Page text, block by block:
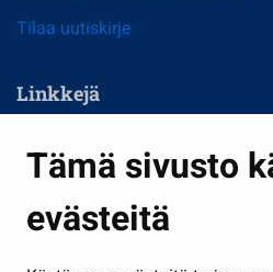
Tämä sivusto
evästeitä
Tilaa uutiskirje
Linkkejä
Kasvatus ja opetus
Kulttuuri ja liikunta